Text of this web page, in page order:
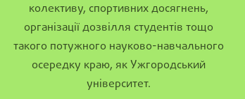
колективу, спортивних досягнень,
організації дозвілля студентів тощо
такого потужного науково-навчального
осередку краю, як Ужгородський
університет.